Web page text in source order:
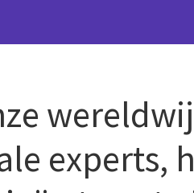
experts,